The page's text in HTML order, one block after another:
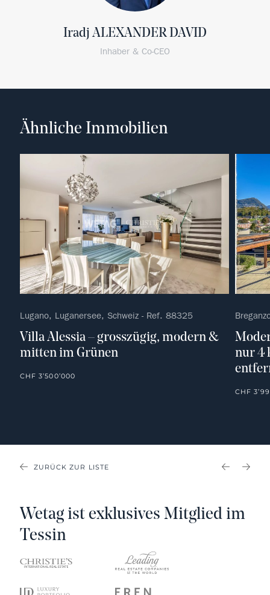
Iradj ALEXANDER DAVID
Inhaber & Co-CEO
Ähnliche Immobilien
Lugano, Luganersee, Schweiz - Ref. 88325
Villa Alessia – grosszügig, modern &
mitten im Grünen
CHF 3’500’000
nur 4
CHF
ZURÜCK ZUR LISTE
Wetag ist exklusives Mitglied im
Tessin